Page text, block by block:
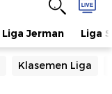
Liga Jerman Liga
Klasemen Liga